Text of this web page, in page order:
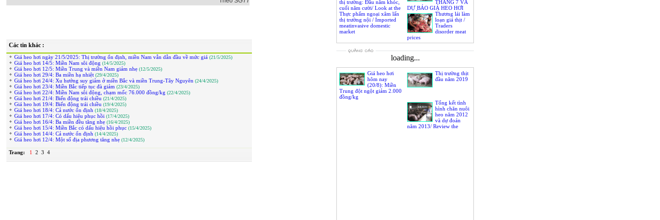
Các tin khác :
Giá heo hơi ngày 21/5/2025: Thị trường ổn định, miền Nam vẫn dẫn đầu về mức giá (21/5/2025)
Giá heo hơi 14/5: Miền Nam sôi động (14/5/2025)
Giá heo hơi 12/5: Miền Trung và miền Nam giảm nhẹ (12/5/2025)
Giá heo hơi 29/4: Ba miền hạ nhiệt (29/4/2025)
Giá heo hơi 24/4: Xu hướng suy giảm ở miền Bắc và miền Trung-Tây Nguyên (24/4/2025)
Giá heo hơi 23/4: Miền Bắc tiếp tục đà giảm (23/4/2025)
Giá heo hơi 22/4: Miền Nam sôi động, chạm mốc 76.000 đồng/kg (22/4/2025)
Giá heo hơi 21/4: Biến động trái chiều (21/4/2025)
Giá heo hơi 19/4: Biến động trái chiều (19/4/2025)
Giá heo hơi 18/4: Cả nước ổn định (18/4/2025)
Giá heo hơi 17/4: Có dấu hiệu phục hồi (17/4/2025)
Giá heo hơi 16/4: Ba miền đều tăng nhẹ (16/4/2025)
Giá heo hơi 15/4: Miền Bắc có dấu hiệu hồi phục (15/4/2025)
Giá heo hơi 14/4: Cả nước ổn định (14/4/2025)
Giá heo hơi 12/4: Một số địa phương tăng nhẹ (12/4/2025)
Trang: 1 2 3 4
Vietnam reach 60.000
VND/kg
THÁNG 7 VÀ
DỰ BÁO GIÁ HEO HƠI
THÁNG 8 NĂM 2018
thị trường: Đầu năm khóc,
cuối năm cười/ Look at the
market, livestock sector in
2013: Sadness at the
beginning of year and
happiness at the end of year
Thương lái làm
loạn giá thịt /
Traders
disorder meat
prices
Thực phẩm ngoại xâm lấn
thị trường nội / Imported
meatinvasive domestic
market
loading...
Thị trường thịt
đầu năm 2019
Giá heo hơi
hôm nay
(20/8): Miền
Trung đột ngột giảm 2.000
đồng/kg
Tổng kết tình
hình chăn nuôi
heo năm 2012
và dự đoán
năm 2013/ Review the